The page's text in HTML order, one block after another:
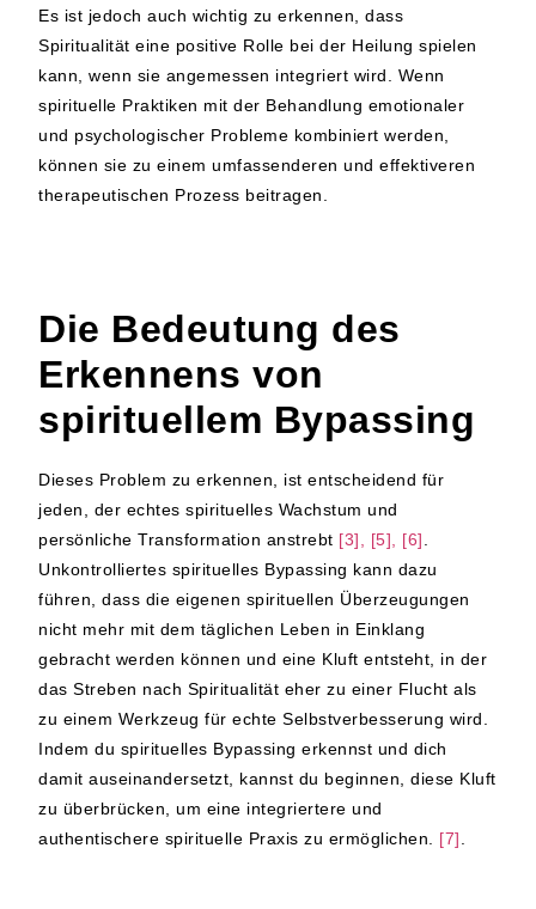
Es ist jedoch auch wichtig zu erkennen, dass
Spiritualität eine positive Rolle bei der Heilung spielen
kann, wenn sie angemessen integriert wird. Wenn
spirituelle Praktiken mit der Behandlung emotionaler
und psychologischer Probleme kombiniert werden,
können sie zu einem umfassenderen und effektiveren
therapeutischen Prozess beitragen.
Die Bedeutung des
Erkennens von
spirituellem Bypassing
Dieses Problem zu erkennen, ist entscheidend für
jeden, der echtes spirituelles Wachstum und
persönliche Transformation anstrebt [3], [5], [6]
Unkontrolliertes spirituelles Bypassing kann dazu
führen, dass die eigenen spirituellen Überzeugungen
nicht mehr mit dem täglichen Leben in Einklang
gebracht werden können und eine Kluft entsteht, in der
das Streben nach Spiritualität eher zu einer Flucht als
zu einem Werkzeug für echte Selbstverbesserung wird.
Indem du spirituelles Bypassing erkennst und dich
damit auseinandersetzt, kannst du beginnen, diese Kluft
zu überbrücken, um eine integriertere und
authentischere spirituelle Praxis zu ermöglichen. [7]